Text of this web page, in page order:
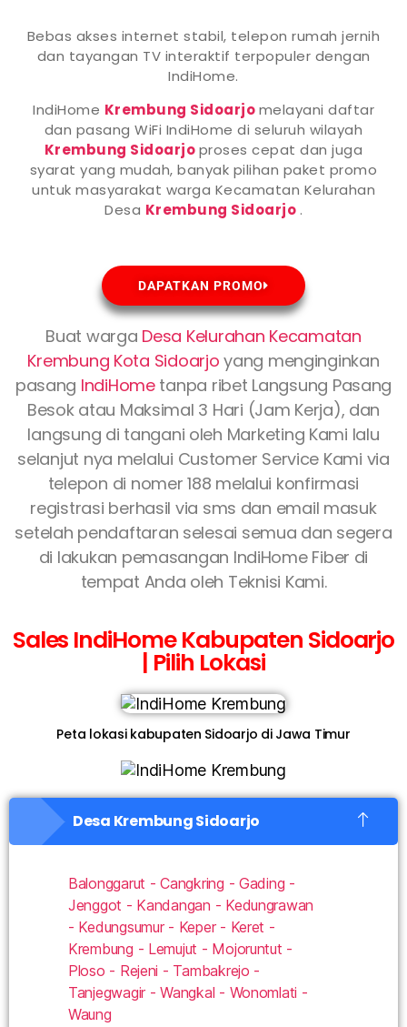
Bebas akses internet stabil, telepon rumah jernih
dan tayangan TV interaktif terpopuler dengan
IndiHome.
IndiHome Krembung Sidoarjomelayani daftar
dan pasang WiFi IndiHome di seluruh wilayah
Krembung Sidoarjoproses cepat dan juga
syarat yang mudah, banyak pilihan paket promo
untuk masyarakat warga Kecamatan Kelurahan
Desa Krembung Sidoarjo .
DAPATKAN PROMO
Buat warga Desa Kelurahan Kecamatan
Krembung Kota Sidoarjoyang menginginkan
pasang IndiHometanpa ribet Langsung Pasang
Besok atau Maksimal 3 Hari (Jam Kerja), dan
langsung di tangani oleh Marketing Kami lalu
selanjut nya melalui Customer Service Kami via
telepon di nomer 188 melalui konfirmasi
registrasi berhasil via sms dan email masuk
setelah pendaftaran selesai semua dan segera
di lakukan pemasangan IndiHome Fiber di
tempat Anda oleh Teknisi Kami.
Sales IndiHome Kabupaten Sidoarjo
| Pilih Lokasi
Peta lokasi kabupaten Sidoarjo di Jawa Timur
Desa Krembung Sidoarjo
Balonggarut - Cangkring - Gading -
Jenggot - Kandangan - Kedungrawan
- Kedungsumur - Keper - Keret -
Krembung - Lemujut - Mojoruntut -
Ploso - Rejeni - Tambakrejo -
Tanjegwagir - Wangkal - Wonomlati -
Waung